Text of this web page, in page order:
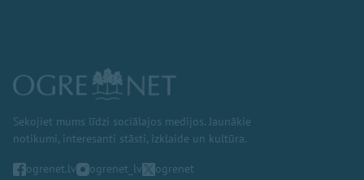
Sekojiet mums līdzi sociālajos medijos. Jaunākie
notikumi, interesanti stāsti, izklaide un kultūra.
ogrenet.lv ogrenet_lv ogrenet